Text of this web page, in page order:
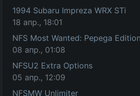
1994 Subaru Impreza WRX STi
18 апр., 18:01
NFS Most Wanted: Pepega Edition
08 апр., 01:08
NFSU2 Extra Options
05 апр., 12:09
NFSMW Unlimiter